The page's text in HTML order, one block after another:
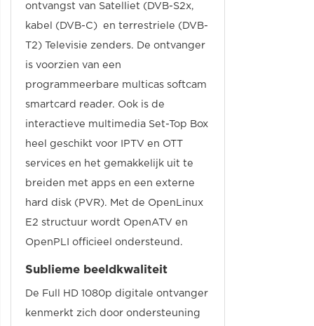
ontvangst van Satelliet (DVB-S2x,
kabel (DVB-C) en terrestriele (DVB-
T2) Televisie zenders. De ontvanger
is voorzien van een
programmeerbare multicas softcam
smartcard reader. Ook is de
interactieve multimedia Set-Top Box
heel geschikt voor IPTV en OTT
services en het gemakkelijk uit te
breiden met apps en een externe
hard disk (PVR). Met de OpenLinux
E2 structuur wordt OpenATV en
OpenPLI officieel ondersteund.
Sublieme beeldkwaliteit
De Full HD 1080p digitale ontvanger
kenmerkt zich door ondersteuning